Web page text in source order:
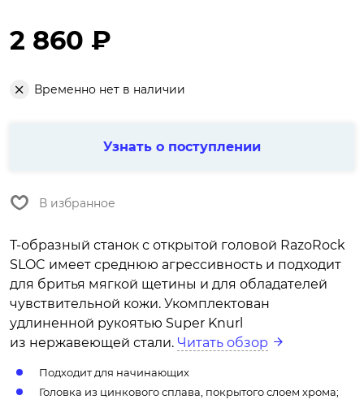
2 860 ₽
Временно нет в наличии
Узнать о поступлении
В избранное
Т-образный станок с открытой головой RazoRock
SLOC имеет среднюю агрессивность и подходит
для бритья мягкой щетины и для обладателей
чувствительной кожи. Укомплектован
удлиненной рукоятью Super Knurl
из нержавеющей стали. Читать обзор
Подходит для начинающих
Головка из цинкового сплава, покрытого слоем хрома;